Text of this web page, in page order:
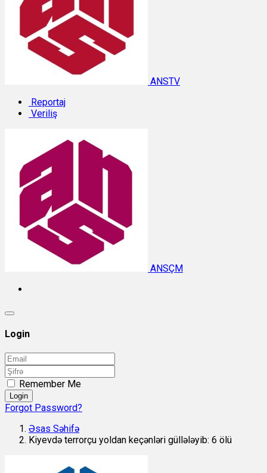
ANSTV
Reportaj
Veriliş
ANSÇM
Login
Remember Me
Login
Forgot Password?
Əsas Səhifə
Kiyevdə terrorçu yoldan keçənləri güllələyib: 6 ölü